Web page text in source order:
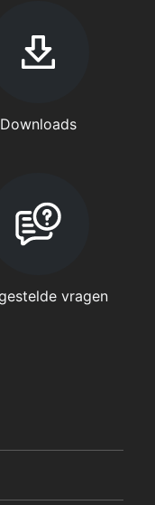
Downloads
vragen